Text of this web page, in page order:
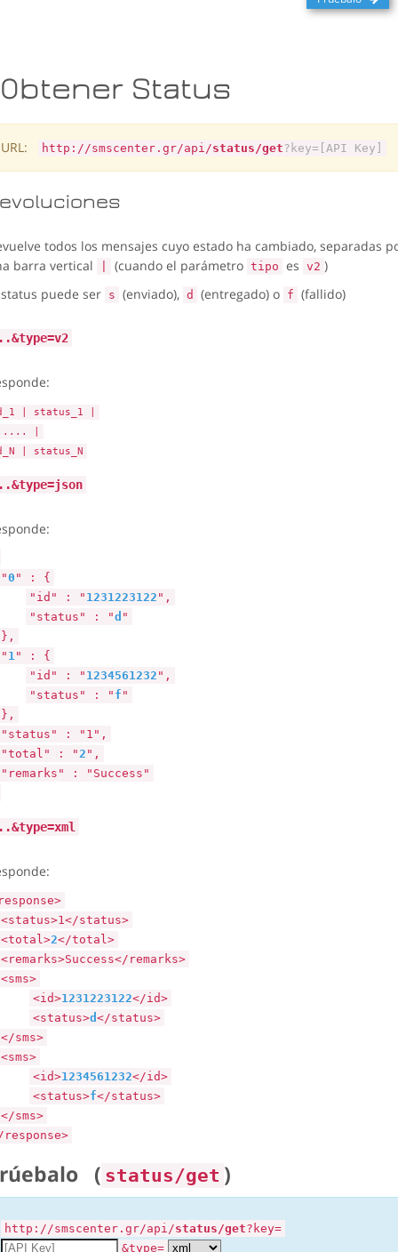
Obtener Status
URL: http://smscenter.gr/api/status/get?key=[API Key]
todos los mensajes cuyo estado ha cambiado, separadas
barra vertical
(cuando el parámetro tipo es v2 )
puede ser s (enviado), d (entregado) o f (fallido)
| status_1 |
|
| status_N
"0 " : {
"id" : " 1231223122 ",
"status" : "d "
},
" 1" : {
"id" : " 1234561232 ",
"status" : " f "
},
"status" : "1",
"total" : "2 ",
"remarks" : "Success"
<status>1</status>
<total>2</total>
<remarks>Success</remarks>
<sms>
<id>1231223122</id>
<status>d </status>
</sms>
<sms>
<id>1234561232</id>
<status>f</status>
</sms>
response>
( status/get )
http://smscenter.gr/api/status/get?key=
&type=